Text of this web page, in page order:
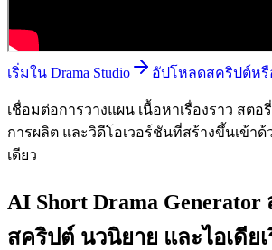
เริ่มใน Drama Studio อัปโหลดสคริปต์หรื
เชื่อมต่อการวางแผน เนื้อหาเรื่องราว สต
การผลิต และวิดีโอเวอร์ชันที่สร้างขึ้นเข้าด้
เดียว
AI Short Drama Generator
สคริปต์ นวนิยาย และไอเดียเ